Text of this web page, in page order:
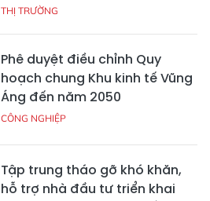
THỊ TRƯỜNG
Phê duyệt điều chỉnh Quy
hoạch chung Khu kinh tế Vũng
Áng đến năm 2050
CÔNG NGHIỆP
Tập trung tháo gỡ khó khăn,
hỗ trợ nhà đầu tư triển khai